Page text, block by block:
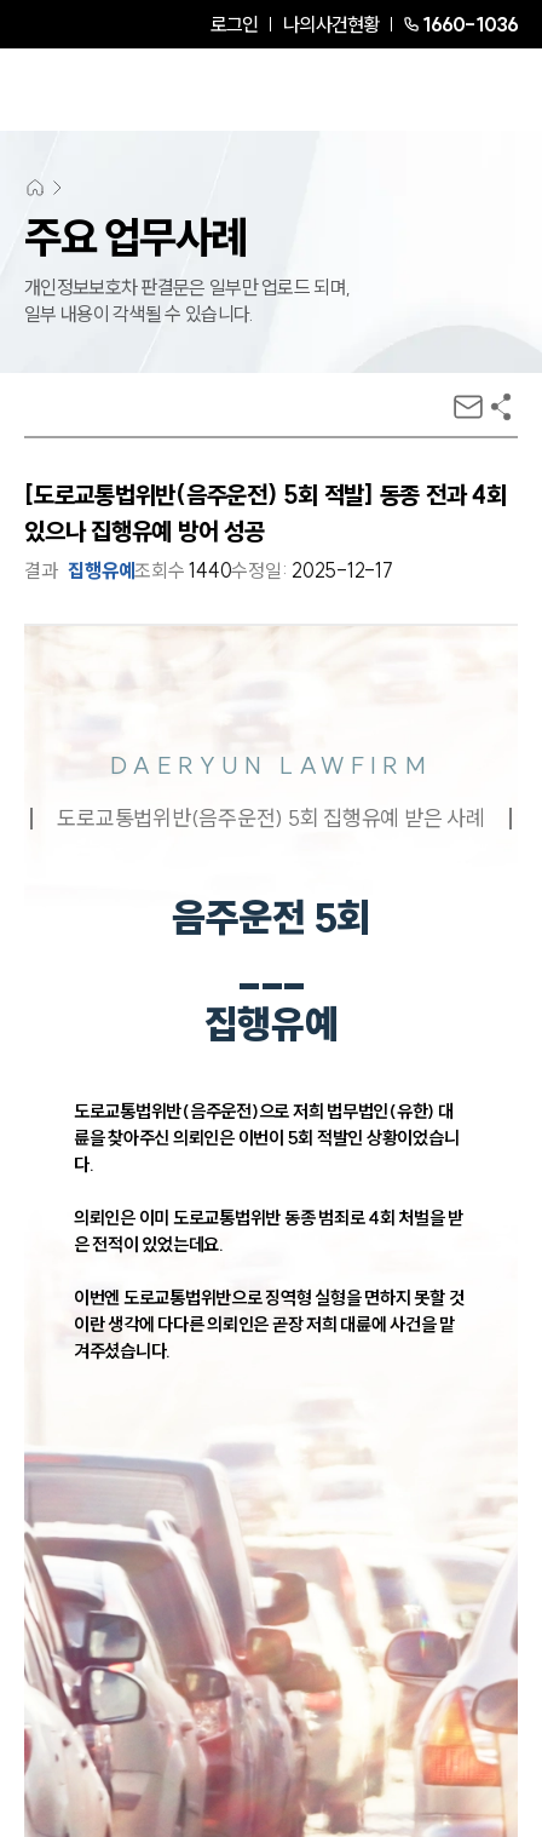
로그인 나의사건현황 1660-1036
주요 업무사례
개인정보보호차 판결문은 일부만 업로드 되며,
일부 내용이 각색될 수 있습니다.
[도로교통법위반(음주운전) 5회 적발] 동종 전과 4회
있으나 집행유예 방어 성공
결과 집행유예조회수1440수정일: 2025-12-17
DAERYUN LAWFIRM
도로교통법위반(음주운전) 5회 집행유예 받은 사례
음주운전 5회
___
집행유예
도로교통법위반(음주운전)으로 저희 법무법인(유한) 대
륜을 찾아주신 의뢰인은 이번이 5회 적발인 상황이었습니
다.
의뢰인은 이미 도로교통법위반 동종 범죄로 4회 처벌을 받
은 전적이 있었는데요.
이번엔 도로교통법위반으로 징역형 실형을 면하지 못할 것
이란 생각에 다다른 의뢰인은 곧장 저희 대륜에 사건을 맡
겨주셨습니다.